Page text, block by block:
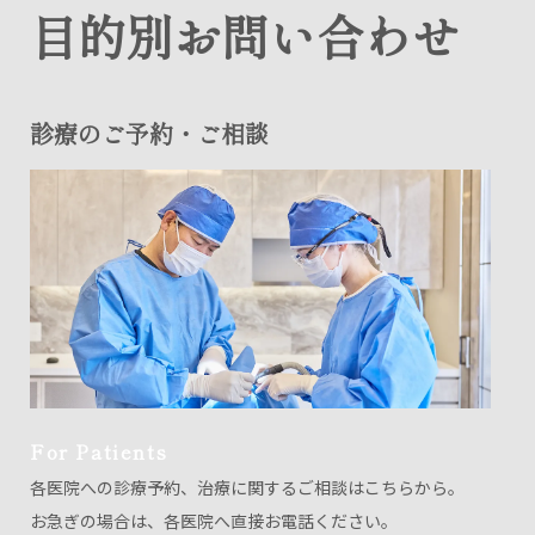
目的別お問い合わせ
診療のご予約・ご相談
For Patients
各医院への診療予約、治療に関するご相談はこちらから。
お急ぎの場合は、各医院へ直接お電話ください。